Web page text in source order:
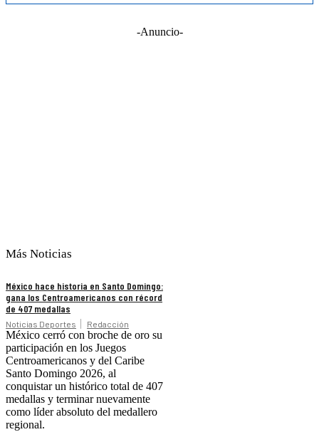
-Anuncio-
Más Noticias
México hace historia en Santo Domingo:
gana los Centroamericanos con récord
de 407 medallas
Noticias Deportes Redacción
México cerró con broche de oro su
participación en los Juegos
Centroamericanos y del Caribe
Santo Domingo 2026, al
conquistar un histórico total de 407
medallas y terminar nuevamente
como líder absoluto del medallero
regional.